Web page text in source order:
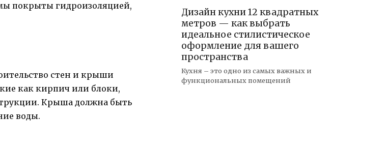
покрыты гидроизоляцией,
стен и крыши
как кирпич или блоки,
Крыша должна быть
воды.
Дизайн кухни 12 квадратных
метров — как выбрать
идеальное стилистическое
оформление для вашего
пространства
Кухня – это одно из самых важных и
функциональных помещений